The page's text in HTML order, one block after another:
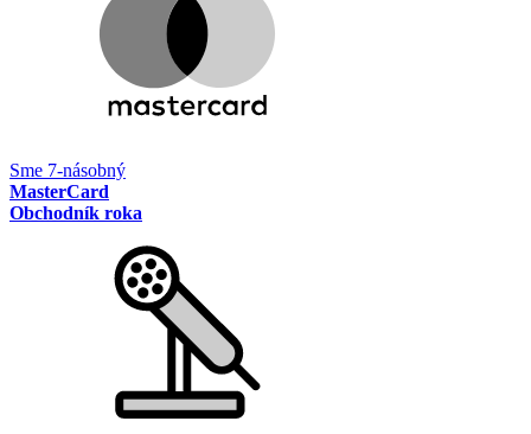
Sme 7-násobný
MasterCard
Obchodník roka